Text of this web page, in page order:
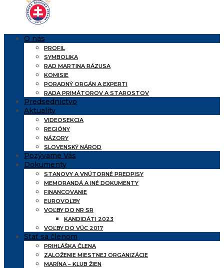
O nás
PROFIL
SYMBOLIKA
RAD MARTINA RÁZUSA
KOMISIE
PORADNÝ ORGÁN A EXPERTI
RADA PRIMÁTOROV A STAROSTOV
Predsedníctvo
Aktuality
VIDEOSEKCIA
REGIÓNY
NÁZORY
SLOVENSKÝ NÁROD
Pozývame Vás
Dokumenty
STANOVY A VNÚTORNÉ PREDPISY
MEMORANDÁ A INÉ DOKUMENTY
FINANCOVANIE
EUROVOĽBY
VOĽBY DO NR SR
KANDIDÁTI 2023
VOĽBY DO VÚC 2017
Stať sa členom
PRIHLÁŠKA ČLENA
ZALOŽENIE MIESTNEJ ORGANIZÁCIE
MARÍNA – KLUB ŽIEN